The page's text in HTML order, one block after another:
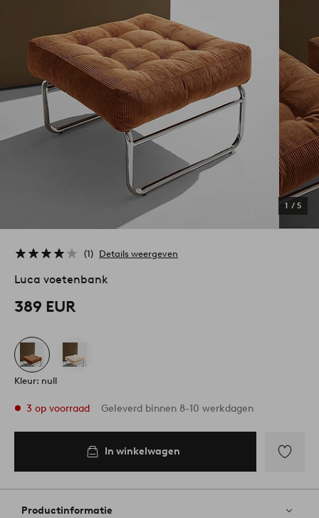
1 / 5
1 Details weergeven
Luca voetenbank
389 EUR
Kleur: null
3 op voorraad Geleverd binnen 8-10 werkdagen
In winkelwagen
aan
Productinformatie